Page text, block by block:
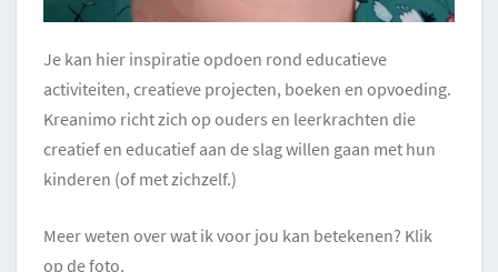
Je kan hier inspiratie opdoen rond educatieve
activiteiten, creatieve projecten, boeken en opvoeding.
Kreanimo richt zich op ouders en leerkrachten die
creatief en educatief aan de slag willen gaan met hun
kinderen (of met zichzelf.)
Meer weten over wat ik voor jou kan betekenen? Klik
op de foto.